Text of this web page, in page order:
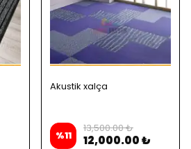
Akustik xalça
%11
13,500.00 ₺
12,000.00 ₺